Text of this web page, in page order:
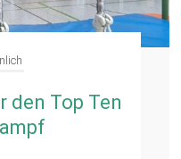
den Top Ten